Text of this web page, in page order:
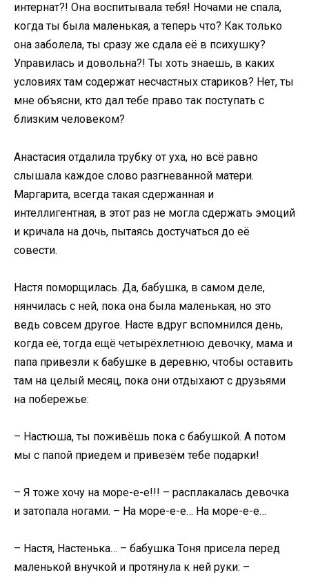
интернат?! Она воспитывала тебя! Ночами не спала,
когда ты была маленькая, а теперь что? Как только
она заболела, ты сразу же сдала её в психушку?
Управилась и довольна?! Ты хоть знаешь, в каких
условиях там содержат несчастных стариков? Нет, ты
мне объясни, кто дал тебе право так поступать с
близким человеком?
Анастасия отдалила трубку от уха, но всё равно
слышала каждое слово разгневанной матери.
Маргарита, всегда такая сдержанная и
интеллигентная, в этот раз не могла сдержать эмоций
и кричала на дочь, пытаясь достучаться до её
совести.
Настя поморщилась. Да, бабушка, в самом деле,
нянчилась с ней, пока она была маленькая, но это
ведь совсем другое. Насте вдруг вспомнился день,
когда её, тогда ещё четырёхлетнюю девочку, мама и
папа привезли к бабушке в деревню, чтобы оставить
там на целый месяц, пока они отдыхают с друзьями
на побережье:
– Настюша, ты поживёшь пока с бабушкой. А потом
мы с папой приедем и привезём тебе подарки!
– Я тоже хочу на море-е-е!!! – расплакалась девочка
и затопала ногами. – На море-е-е… На море-е-е…
– Настя, Настенька… – бабушка Тоня присела перед
маленькой внучкой и протянула к ней руки: –